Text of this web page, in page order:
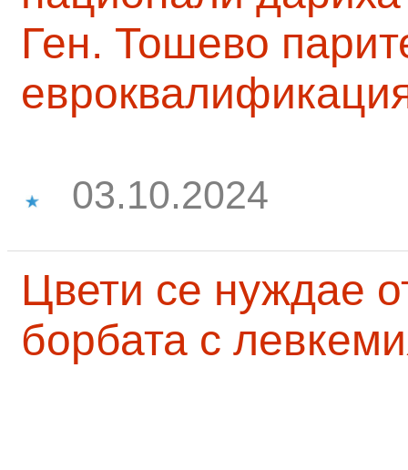
Ген. Тошево
03.10.2024
Цвети се нуждае
борбата с